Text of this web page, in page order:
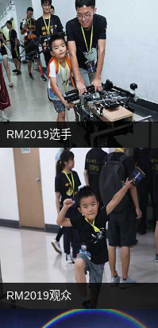
RM2019选手
RM2019观众